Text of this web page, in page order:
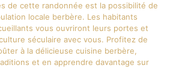
de cette randonnée est la possibilité de
locale berbère. Les habitants
vous ouvriront leurs portes et
séculaire avec vous. Profitez de
à la délicieuse cuisine berbère,
et en apprendre davantage sur